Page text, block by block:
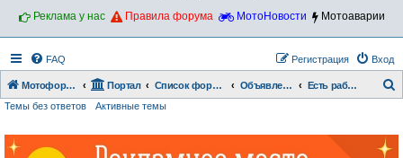
Реклама у нас Правила форума МотоНовости Мотоаварии
FAQ Вход
Регистрация
Мотофорум.RU Портал Список форумов Объявления. Есть работа
Темы без ответов Активные темы